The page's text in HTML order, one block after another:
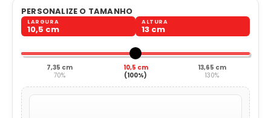
PERSONALIZE O TAMANHO
LARGURA
10,5 cm
ALTURA
13 cm
7,35 cm
70%
10,5 cm
(100%)
13,65 cm
130%